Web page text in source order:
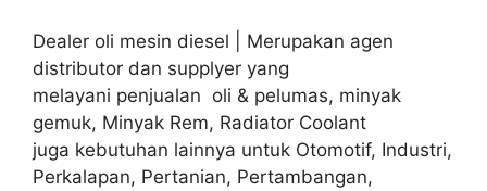
Dealer oli mesin diesel | Merupakan agen
distributor dan supplyer yang
melayani penjualan oli & pelumas, minyak
gemuk, Minyak Rem, Radiator Coolant
juga kebutuhan lainnya untuk Otomotif, Industri,
Perkalapan, Pertanian, Pertambangan,